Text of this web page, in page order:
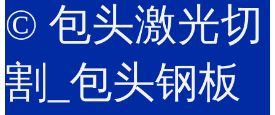
© 包头激光切
割_包头钢板